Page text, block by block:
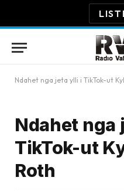
Ndahet nga jeta ylli i TikTok-ut
Ndahet nga
TikTok-ut
Roth